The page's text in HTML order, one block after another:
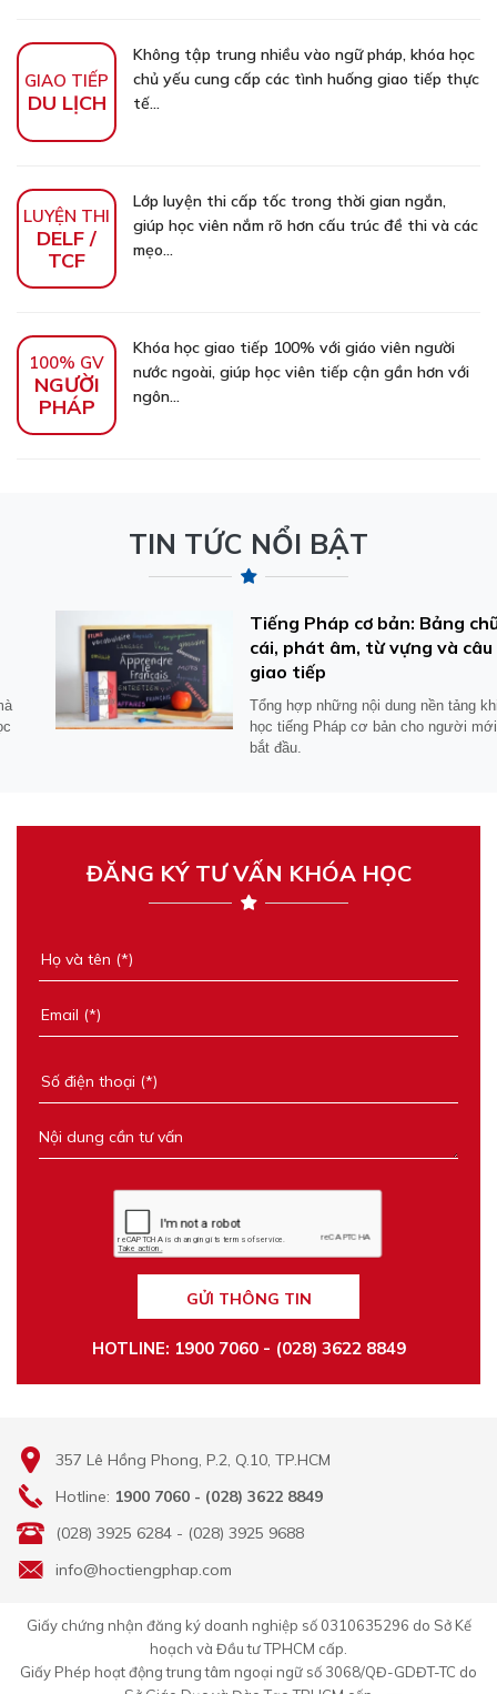
GIAO TIẾP
DU LỊCH
Không tập trung nhiều vào ngữ pháp, khóa học
chủ yếu cung cấp các tình huống giao tiếp thực
tế...
LUYỆN THI
DELF /
TCF
Lớp luyện thi cấp tốc trong thời gian ngắn,
giúp học viên nắm rõ hơn cấu trúc đề thi và các
mẹo...
100% GV
NGƯỜI
PHÁP
Khóa học giao tiếp 100% với giáo viên người
nước ngoài, giúp học viên tiếp cận gần hơn với
ngôn...
TIN TỨC NỔI BẬT
Tiếng Pháp cơ bản: Bảng chữ
cái, phát âm, từ vựng và câu
giao tiếp
Tổng hợp những nội dung nền tảng khi
học tiếng Pháp cơ bản cho người mới
bắt đầu.
ĐĂNG KÝ TƯ VẤN KHÓA HỌC
GỬI THÔNG TIN
HOTLINE: 1900 7060 - (028) 3622 8849
357 Lê Hồng Phong, P.2, Q.10, TP.HCM
Hotline: 1900 7060 - (028) 3622 8849
(028) 3925 6284 - (028) 3925 9688
info@hoctiengphap.com
Giấy chứng nhận đăng ký doanh nghiệp số 0310635296 do Sở Kế
hoạch và Đầu tư TPHCM cấp.
Giấy Phép hoạt động trung tâm ngoại ngữ số 3068/QĐ-GDĐT-TC do